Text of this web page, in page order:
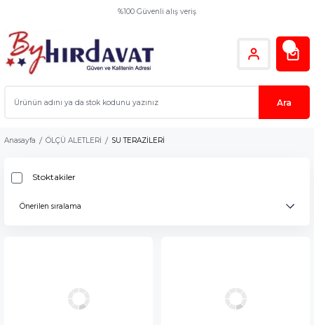
%100 Güvenli alış veriş
Ara
Anasayfa ÖLÇÜ ALETLERİ SU TERAZİLERİ
Stoktakiler